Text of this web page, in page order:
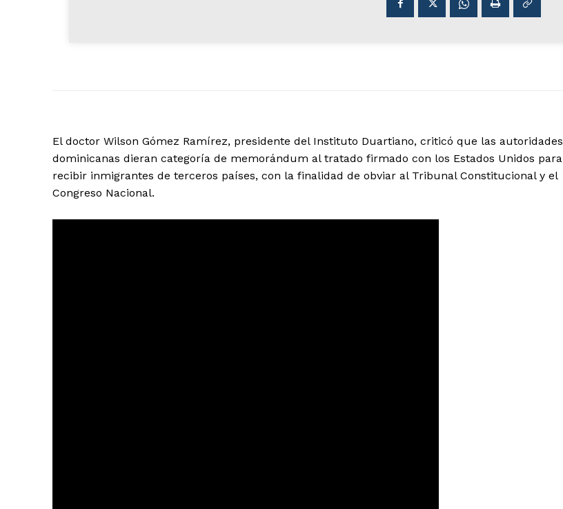
El doctor Wilson Gómez Ramírez, presidente del Instituto Duartiano, criticó que las autoridades
dominicanas dieran categoría de memorándum al tratado firmado con los Estados Unidos para
recibir inmigrantes de terceros países, con la finalidad de obviar al Tribunal Constitucional y el
Congreso Nacional.